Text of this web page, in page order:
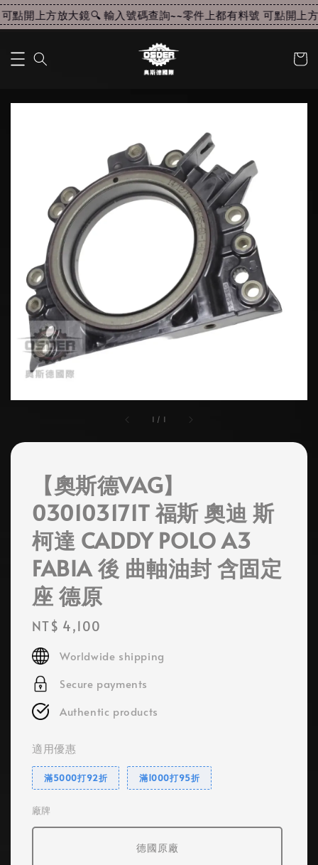
點開上方放大鏡🔍 輸入號碼查詢~~零件上都有料號 可點開上
1 / 1
【奧斯德VAG】
030103171T 福斯 奧迪 斯
柯達 CADDY POLO A3
FABIA 後 曲軸油封 含固定
座 德原
Regular
price
NT$ 4,100
Worldwide shipping
Secure payments
Authentic products
適用優惠
滿5000打92折 滿1000打95折
廠牌
德國原廠